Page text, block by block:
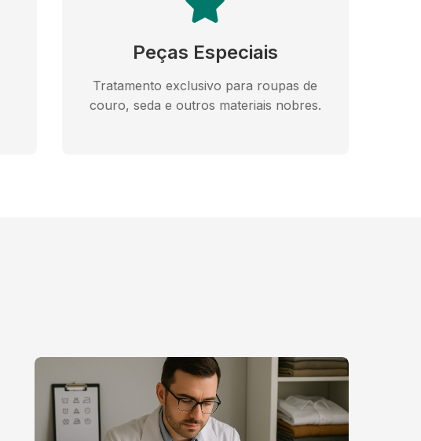
Peças Especiais
Tratamento exclusivo para roupas de
couro, seda e outros materiais nobres.